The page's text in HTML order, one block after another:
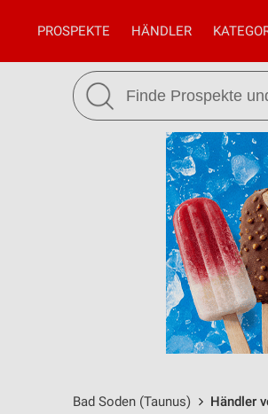
PROSPEKTE HÄNDLER
Bad Soden (Taunus) Händler